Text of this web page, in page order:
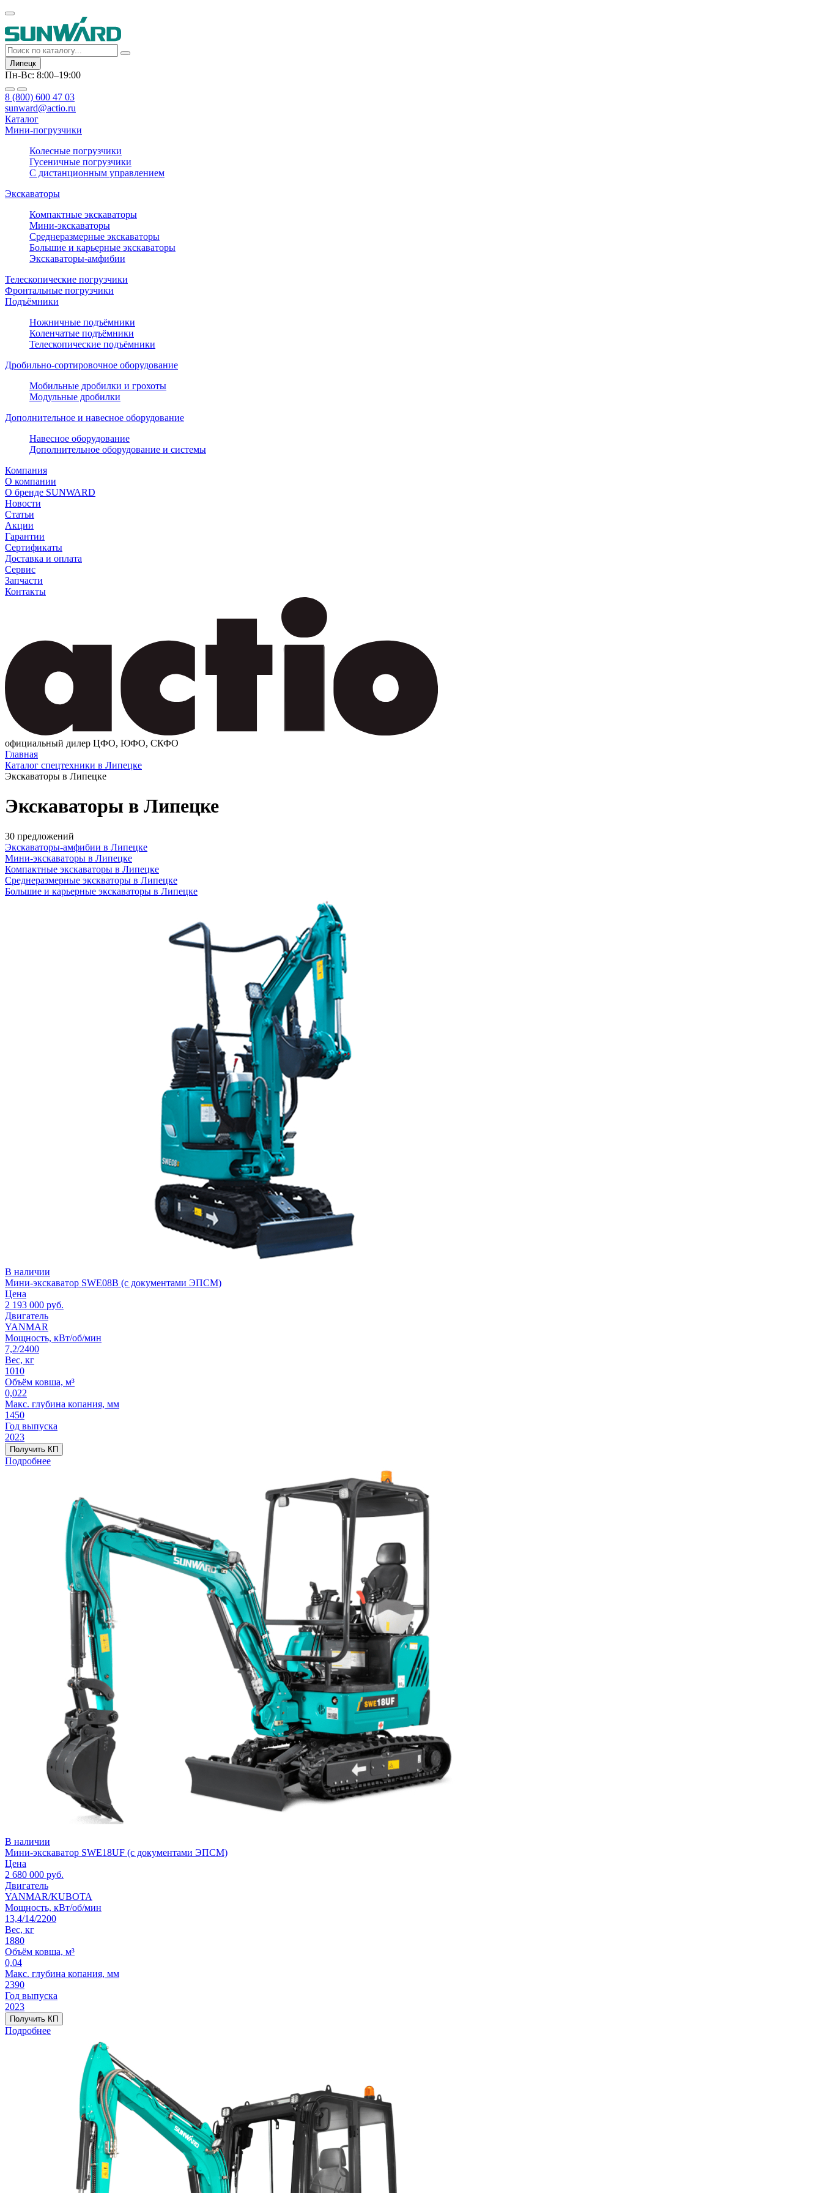
Липецк
Пн-Вс: 8:00–19:00
8 (800) 600 47 03
sunward@actio.ru
Каталог
Мини-погрузчики
Колесные погрузчики
Гусеничные погрузчики
С дистанционным управлением
Экскаваторы
Компактные экскаваторы
Мини-экскаваторы
Среднеразмерные экскаваторы
Большие и карьерные экскаваторы
Экскаваторы-амфибии
Телескопические погрузчики
Фронтальные погрузчики
Подъёмники
Ножничные подъёмники
Коленчатые подъёмники
Телескопические подъёмники
Дробильно-сортировочное оборудование
Мобильные дробилки и грохоты
Модульные дробилки
Дополнительное и навесное оборудование
Навесное оборудование
Дополнительное оборудование и системы
Компания
О компании
О бренде SUNWARD
Новости
Статьи
Акции
Гарантии
Сертификаты
Доставка и оплата
Сервис
Запчасти
Контакты
официальный дилер ЦФО, ЮФО, СКФО
Главная
Каталог спецтехники в Липецке
Экскаваторы в Липецке
Экскаваторы в Липецке
30 предложений
Экскаваторы-амфибии в Липецке
Мини-экскаваторы в Липецке
Компактные экскаваторы в Липецке
Среднеразмерные экскваторы в Липецке
Большие и карьерные экскаваторы в Липецке
В наличии
Мини-экскаватор SWE08B (с документами ЭПСМ)
Цена
2 193 000 руб.
Двигатель
YANMAR
Мощность, кВт/об/мин
7,2/2400
Вес, кг
1010
Объём ковша, м³
0,022
Макс. глубина копания, мм
1450
Год выпуска
2023
Получить КП
Подробнее
В наличии
Мини-экскаватор SWE18UF (с документами ЭПСМ)
Цена
2 680 000 руб.
Двигатель
YANMAR/KUBOTA
Мощность, кВт/об/мин
13,4/14/2200
Вес, кг
1880
Объём ковша, м³
0,04
Макс. глубина копания, мм
2390
Год выпуска
2023
Получить КП
Подробнее